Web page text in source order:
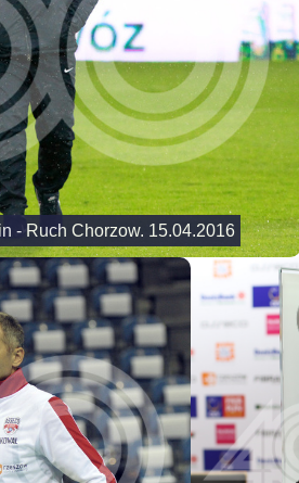
- Ruch Chorzow. 15.04.2016